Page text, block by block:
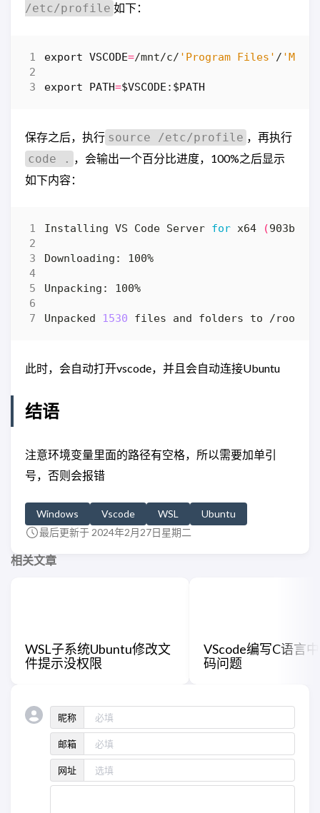
/etc/profile 如下：
export VSCODE=/mnt/c/ 'Program Files' /
export PATH=$VSCODE : $PATH
保存之后，执行 source /etc/profile ，再执行
code . ，会输出一个百分比进度，100%之后显示
如下内容：
Installing VS Code Server for x64 (
Unpacked 1530
此时，会自动打开vscode，并且会自动连接Ubuntu
结语
注意环境变量里面的路径有空格，所以需要加单引
号，否则会报错
Windows Vscode WSL
Ubuntu
最后更新于 2024年2月27日星期二
相关文章
WSL子系统Ubuntu修改文
件提示没权限
VScode编写C语言
码问题
昵称
邮箱
网址